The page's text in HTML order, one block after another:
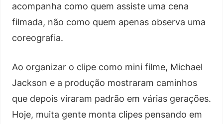
acompanha como quem assiste uma cena
filmada, não como quem apenas observa uma
coreografia.
Ao organizar o clipe como mini filme, Michael
Jackson e a produção mostraram caminhos
que depois viraram padrão em várias gerações.
Hoje, muita gente monta clipes pensando em